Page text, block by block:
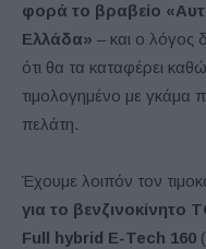
φορά το βραβείο
Ελλάδα» – και ο λόγος
ότι θα τα καταφέρει
τιμολογημένο με γκάμα
πελάτη.
Έχουμε λοιπόν τον
για το βενζινοκίνητο
Full hybrid E-Tech 160